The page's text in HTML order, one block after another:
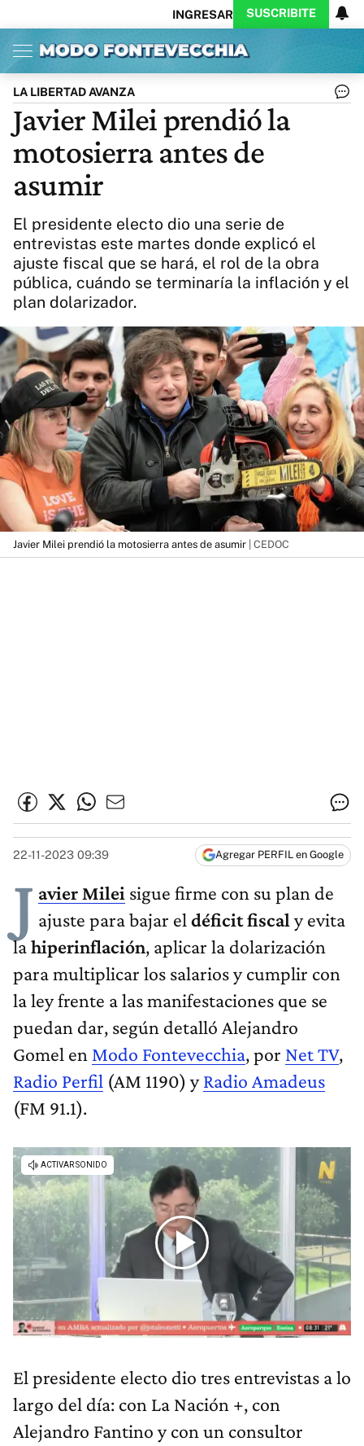
INGRESAR SUSCRIBITE
Inicio Ahora
Opinión
Política
Ciencia
Protagonistas
Cultura
Arte
Educación
Internacional
Deportes
CARAS
Exitoina
Turismo
Videos
Business
Noticias
Caras
Exitoina
Gaming
Vivo
Diario del Juicio
Actualidad
LA LIBERTAD AVANZA
Javier Milei prendió la
motosierra antes de
asumir
El presidente electo dio una serie de
entrevistas este martes donde explicó el
ajuste fiscal que se hará, el rol de la obra
pública, cuándo se terminaría la inflación y el
plan dolarizador.
Javier Milei prendió la motosierra antes de asumir | CEDOC
22-11-2023 09:39 Agregar PERFIL en Google
J avier Milei sigue firme con su plan de
ajuste para bajar el déficit fiscal y evita
lahiperinflación, aplicar la dolarización
para multiplicar los salarios y cumplir con
la ley frente a las manifestaciones que se
puedan dar, según detalló Alejandro
Gomel en Modo Fontevecchia, por Net TV,
Radio Perfil (AM 1190) yRadio Amadeus
(FM 91.1).
El presidente electo dio tres entrevistas a lo
largo del día: con La Nación +, con
Alejandro Fantino y con un consultor